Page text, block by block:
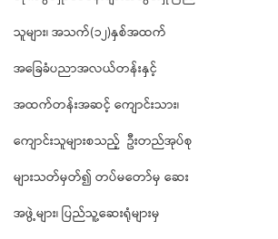
သူများ၊ အသက်(၁၂)နှစ်အထက်
အခြေခံပညာအလယ်တန်းနှင့်
အထက်တန်းအဆင့် ကျောင်းသား၊
ကျောင်းသူများစသည့် ဦးတည်အုပ်စု
များသတ်မှတ်၍ တပ်မတော်မှ ဆေး
အဖွဲ့များ၊ ပြည်သူ့ဆေးရုံများမှ